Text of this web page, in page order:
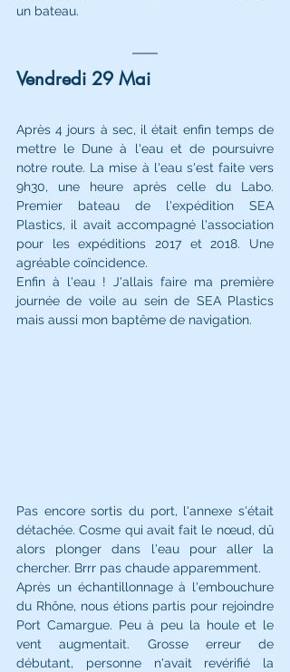
un bateau.
Vendredi 29 Mai
Après 4 jours à sec, il était enfin temps de
mettre le Dune à l'eau et de poursuivre
notre route. La mise à l'eau s'est faite vers
9h30, une heure après celle du Labo.
Premier bateau de l'expédition SEA
Plastics, il avait accompagné l'association
pour les expéditions 2017 et 2018. Une
agréable coïncidence.
Enfin à l'eau ! J'allais faire ma première
journée de voile au sein de SEA Plastics
mais aussi mon baptême de navigation.
Pas encore sortis du port, l'annexe s'était
détachée. Cosme qui avait fait le nœud, dû
alors plonger dans l'eau pour aller la
chercher. Brrr pas chaude apparemment.
Après un échantillonnage à l'embouchure
du Rhône, nous étions partis pour rejoindre
Port Camargue. Peu à peu la houle et le
vent augmentait. Grosse erreur de
débutant, personne n'avait revérifié la